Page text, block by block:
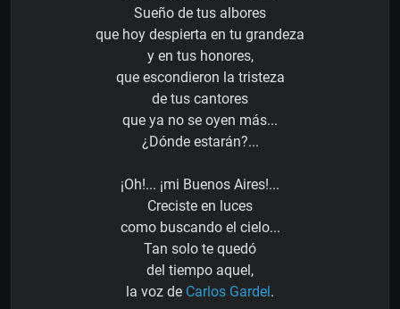
Sueño de tus albores
que hoy despierta en tu grandeza
y en tus honores,
que escondieron la tristeza
de tus cantores
que ya no se oyen más...
¿Dónde estarán?...
¡Oh!... ¡mi Buenos Aires!...
Creciste en luces
como buscando el cielo...
Tan solo te quedó
del tiempo aquel,
la voz de Carlos Gardel .